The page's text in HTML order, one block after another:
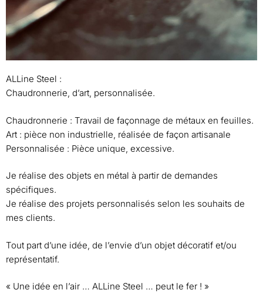
ALLine Steel :
Chaudronnerie, d’art, personnalisée.
Chaudronnerie : Travail de façonnage de métaux en feuilles.
Art : pièce non industrielle, réalisée de façon artisanale
Personnalisée : Pièce unique, excessive.
Je réalise des objets en métal à partir de demandes
spécifiques.
Je réalise des projets personnalisés selon les souhaits de
mes clients.
Tout part d’une idée, de l’envie d’un objet décoratif et/ou
représentatif.
« Une idée en l’air … ALLine Steel … peut le fer ! »